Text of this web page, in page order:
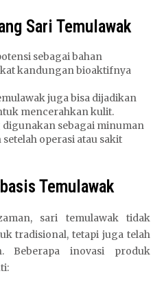
Sari Temulawak
sebagai bahan
kandungan bioaktifnya
juga bisa dijadikan
mencerahkan kulit.
sebagai minuman
operasi atau sakit
Temulawak
sari temulawak tidak
tradisional, tetapi juga telah
Beberapa inovasi produk